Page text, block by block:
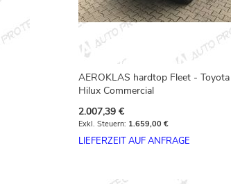
AEROKLAS hardtop Fleet - Toyota
Hilux Commercial
2.007,39 €
1.659,00 €
LIEFERZEIT AUF ANFRAGE